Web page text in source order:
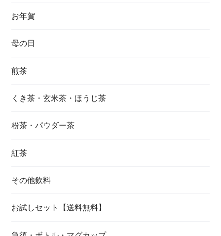
お年賀
母の日
煎茶
くき茶・玄米茶・ほうじ茶
粉茶・パウダー茶
紅茶
その他飲料
お試しセット【送料無料】